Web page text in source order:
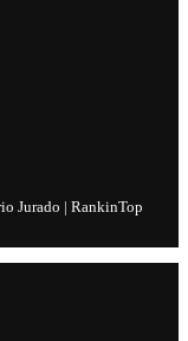
Jurado | RankinTop